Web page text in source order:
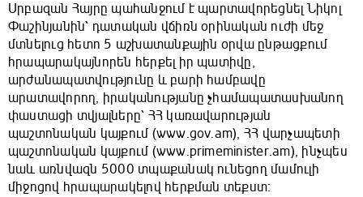
Սրբազան Հայրը պահանջում է պարտավորեցնել Նիկոլ
Փաշինյանին՝ դատական վճիռն օրինական ուժի մեջ
մտնելուց հետո 5 աշխատանքային օրվա ընթացքում
հրապարակայնորեն հերքել իր պատիվը,
արժանապատվությունը և բարի համբավը
արատավորող, իրականությանը չհամապատասխանող
փաստացի տվյալները՝ ՀՀ կառավարության
պաշտոնական կայքում (www.gov.am), ՀՀ վարչապետի
պաշտոնական կայքում (www.primeminister.am), ինչպես
նաև առնվազն 5000 տպաքանակ ունեցող մամուլի
միջոցով հրապարակելով հերքման տեքստ։